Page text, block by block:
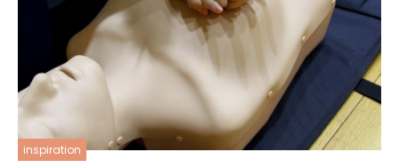
inspiration